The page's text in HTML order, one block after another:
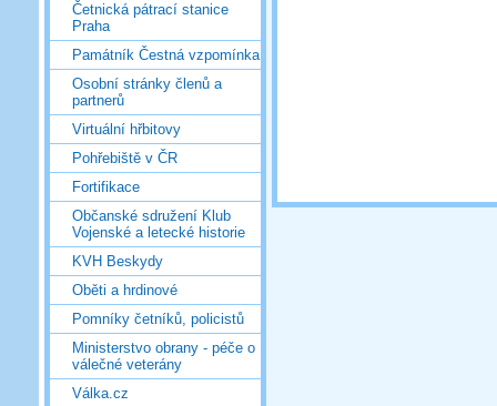
Četnická pátrací stanice
Praha
Památník Čestná vzpomínka
Osobní stránky členů a
partnerů
Virtuální hřbitovy
Pohřebiště v ČR
Fortifikace
Občanské sdružení Klub
Vojenské a letecké historie
KVH Beskydy
Oběti a hrdinové
Pomníky četníků, policistů
Ministerstvo obrany - péče o
válečné veterány
Válka.cz